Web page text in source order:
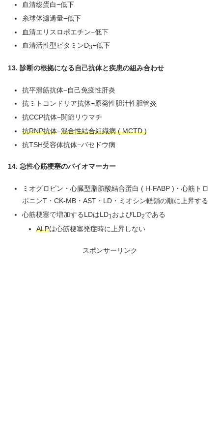
血清総蛋白−低下
糸球体濾過量−低下
血清エリスロポエチン−低下
血清活性型ビタミンD3−低下
13. 診断の根拠になる自己抗体と疾患の組み合わせ
抗平滑筋抗体−自己免疫性肝炎
抗ミトコンドリア抗体−原発性胆汁性胆管炎
抗CCP抗体−関節リウマチ
抗RNP抗体−混合性結合組織病 ( MCTD )
抗TSH受容体抗体−バセドウ病
14. 急性心筋梗塞のバイオマーカー
ミオグロビン・心臓型脂肪酸結合蛋白 ( H-FABP )・心筋トロ
ポニンT・CK-MB・AST・LD・ミオシン軽鎖の順に上昇する
心筋梗塞で増加するLDはLD1 およびLD2である
ALPは心筋梗塞発症時に上昇しない
スポンサーリンク